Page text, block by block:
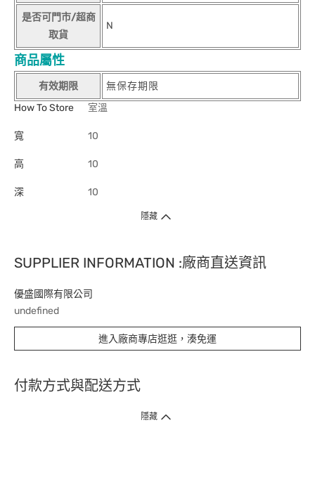
是否可門市/超商
取貨
N
商品屬性
有效期限
無保存期限
How To Store
室溫
寬 10
高 10
深 10
隱藏
SUPPLIER INFORMATION :廠商直送資訊
優盛國際有限公司
undefined
進入廠商專店逛逛，湊免運
付款方式與配送方式
隱藏